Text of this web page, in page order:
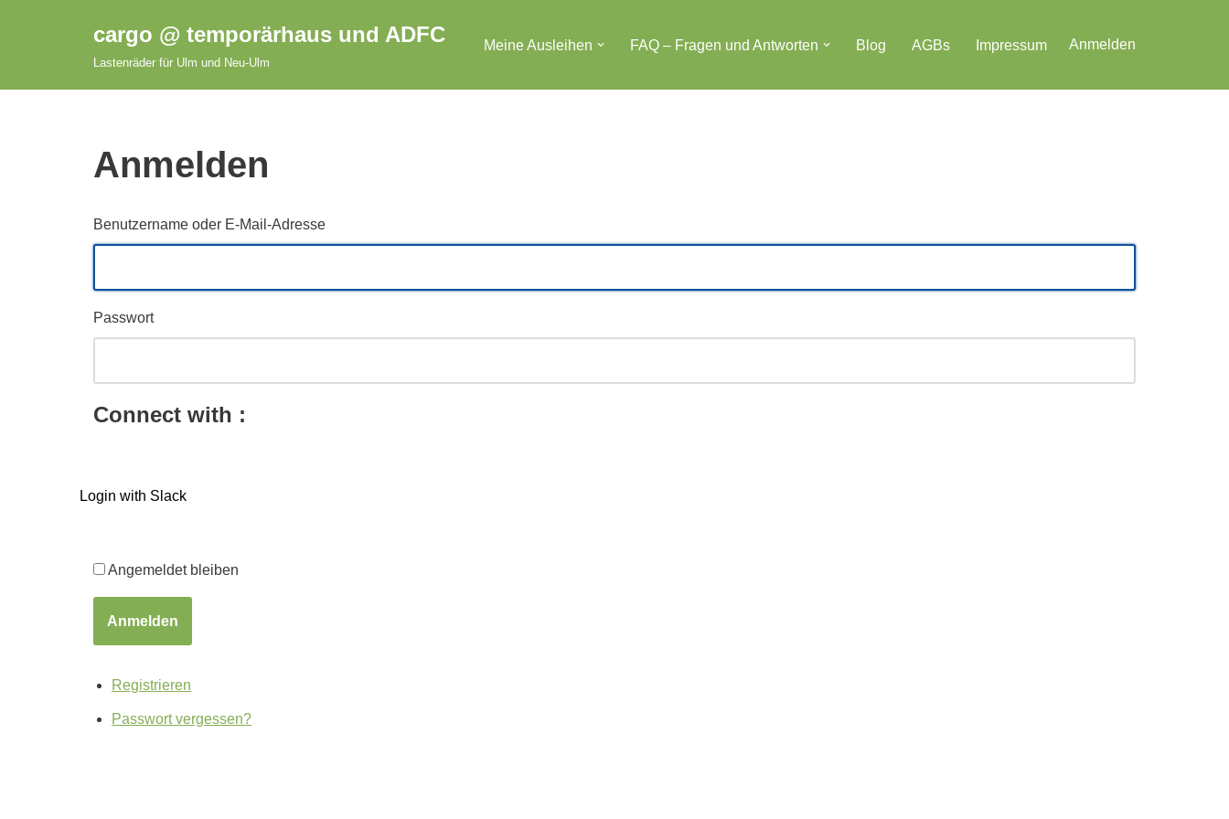
cargo @ temporärhaus und ADFC
Lastenräder für Ulm und Neu-Ulm
Meine Ausleihen FAQ – Fragen und Antworten Blog AGBs Impressum Anmelden
Anmelden
Benutzername oder E-Mail-Adresse
Passwort
Connect with :
Login with Slack
Angemeldet bleiben
Anmelden
Registrieren
Passwort vergessen?